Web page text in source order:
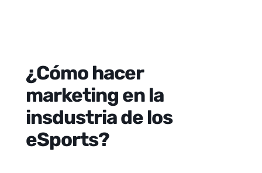
¿Cómo hacer
marketing en la
insdustria de los
eSports?